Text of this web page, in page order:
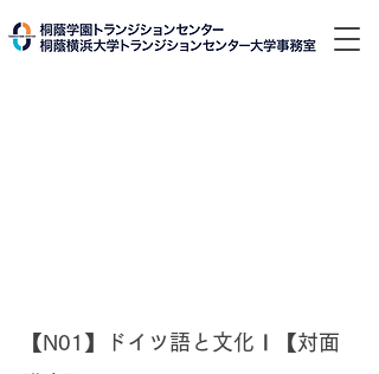
【N01】ドイツ語と文化Ⅰ【対面